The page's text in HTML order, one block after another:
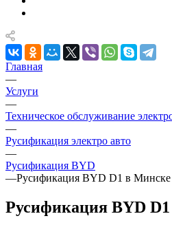
Главная
—
Услуги
—
Техническое обслуживание
—
Русификация электро авто
—
Русификация BYD
—Русификация BYD D1 в Минске
Русификация BYD